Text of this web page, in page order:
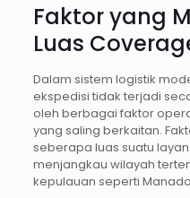
Faktor yang
Luas
Dalam sistem logistik
ekspedisi tidak terjadi
oleh berbagai faktor
yang saling berkaitan.
seberapa luas suatu
menjangkau wilayah
kepulauan seperti